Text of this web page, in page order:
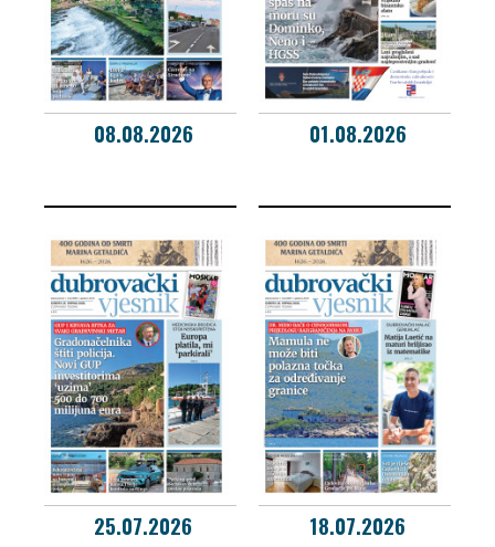
08.08.2026 01.08.2026
25.07.2026 18.07.2026